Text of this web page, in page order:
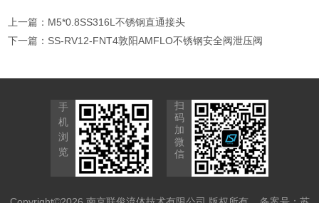
上一篇： M5*0.8SS316L不锈钢直通接头
下一篇： SS-RV12-FNT4敦阳AMFLO不锈钢安全阀泄压阀
手
机
浏
览
扫
码
加
微
信